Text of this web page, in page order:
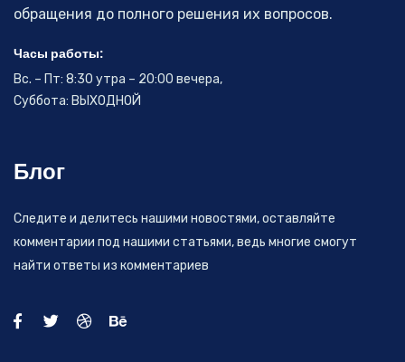
обращения до полного решения их вопросов.
Часы работы:
Вс. – Пт: 8:30 утра – 20:00 вечера,
Суббота: ВЫХОДНОЙ
Блог
Следите и делитесь нашими новостями, оставляйте
комментарии под нашими статьями, ведь многие смогут
найти ответы из комментариев